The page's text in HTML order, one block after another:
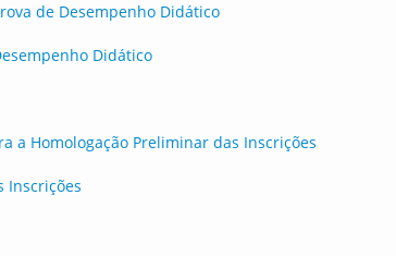
de Desempenho Didático
Didático
a Homologação Preliminar das Inscrições
Inscrições